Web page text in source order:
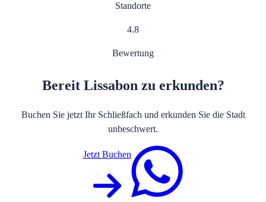
Standorte
4.8
Bewertung
Bereit Lissabon zu erkunden?
Buchen Sie jetzt Ihr Schließfach und erkunden Sie die Stadt
unbeschwert.
Jetzt Buchen